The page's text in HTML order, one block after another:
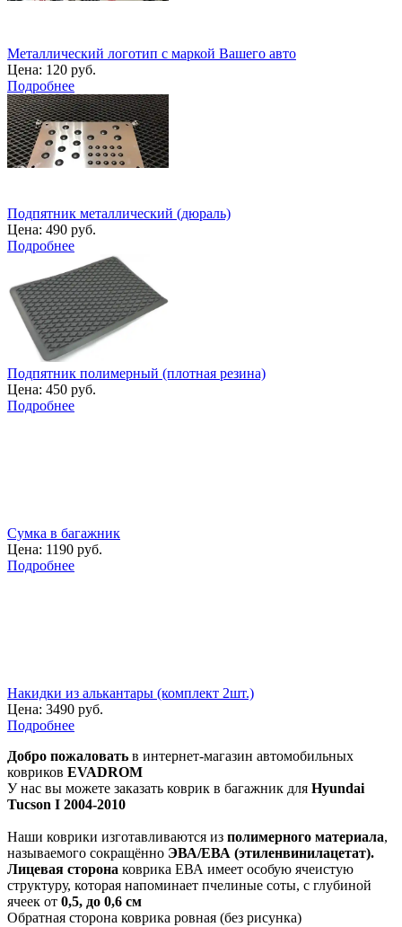
Металлический логотип с маркой Вашего авто
Цена: 120 руб.
Подробнее
Подпятник металлический (дюраль)
Цена: 490 руб.
Подробнее
Подпятник полимерный (плотная резина)
Цена: 450 руб.
Подробнее
Сумка в багажник
Цена: 1190 руб.
Подробнее
Накидки из алькантары (комплект 2шт.)
Цена: 3490 руб.
Подробнее
Добро пожаловать в интернет-магазин автомобильных
ковриков EVADROM
У нас вы можете заказать коврик в багажник для Hyundai
Tucson I 2004-2010
Наши коврики изготавливаются из полимерного материала,
называемого сокращённо ЭВА/ЕВА (этиленвинилацетат).
Лицевая сторона коврика ЕВА имеет особую ячеистую
структуру, которая напоминает пчелиные соты, с глубиной
ячеек от 0,5, до 0,6 см
Обратная сторона коврика ровная (без рисунка)